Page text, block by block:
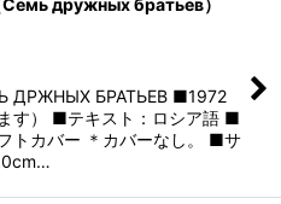
Семь дружных братьев）
ДРЖНЫХ БРАТЬЕВ ■1972
す） ■テキスト：ロシア語 ■
トカバー ＊カバーなし。 ■サ